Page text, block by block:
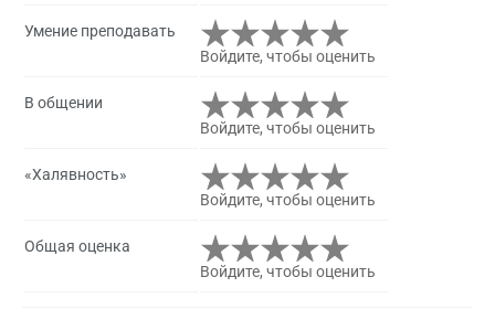
Умение преподавать
Войдите, чтобы оценить
В общении
Войдите, чтобы оценить
«Халявность»
Войдите, чтобы оценить
Общая оценка
Войдите, чтобы оценить